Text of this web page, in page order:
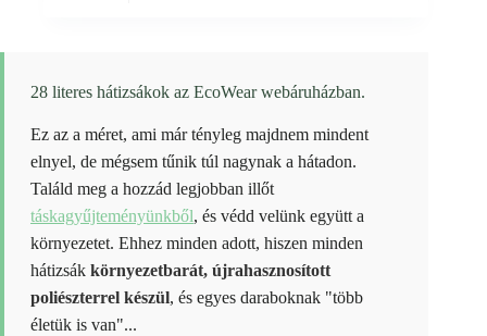
28 literes hátizsákok az EcoWear webáruházban.
Ez az a méret, ami már tényleg majdnem mindent
elnyel, de mégsem tűnik túl nagynak a hátadon.
Találd meg a hozzád legjobban illőt
táskagyűjteményünkből, és védd velünk együtt a
környezetet. Ehhez minden adott, hiszen minden
hátizsák környezetbarát, újrahasznosított
poliészterrel készül, és egyes daraboknak "több
életük is van"...